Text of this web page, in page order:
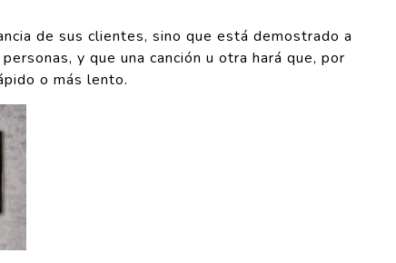
de sus clientes, sino que está demostrado a
y que una canción u otra hará que, por
o más lento.